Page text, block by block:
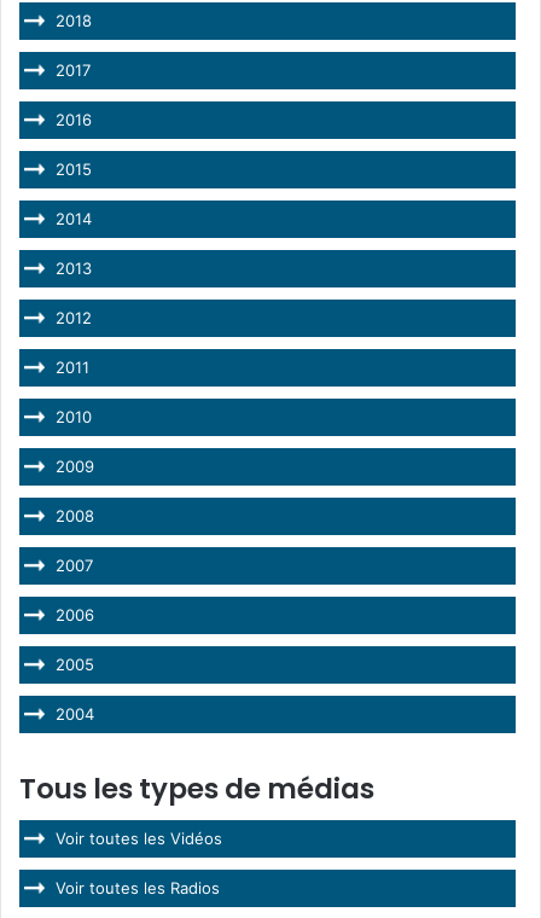
2018
2017
2016
2015
2014
2013
2012
2011
2010
2009
2008
2007
2006
2005
2004
Tous les types de médias
Voir toutes les Vidéos
Voir toutes les Radios